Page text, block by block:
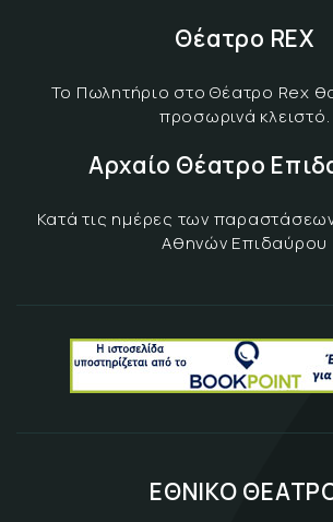
Θέατρο REX
Το Πωλητήριο στο Θέατρο Rex
προσωρινά κλειστό.
Αρχαίο Θέατρο
Κατά τις ημέρες των
Αθηνών Επιδαύρου
ΕΘΝΙΚΟ